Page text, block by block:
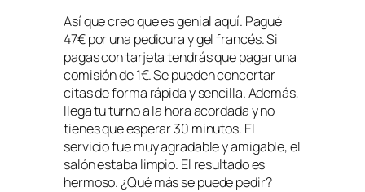
Así que creo que es genial aquí. Pagué
47€ por una pedicura y gel francés. Si
pagas con tarjeta tendrás que pagar una
comisión de 1€. Se pueden concertar
citas de forma rápida y sencilla. Además,
llega tu turno a la hora acordada y no
tienes que esperar 30 minutos. El
servicio fue muy agradable y amigable, el
salón estaba limpio. El resultado es
hermoso. ¿Qué más se puede pedir?